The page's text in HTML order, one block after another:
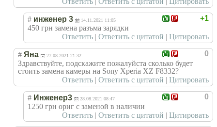
+1
# инженер 3 14.11.2021 11:05
450 грн замена разъма зарядки
Ответить | Ответить с цитатой | Цитировать
0
# Яна 27.08.2021 21:32
Здравствуйте, подскажите пожалуйста сколько будет
стоить замена камеры на Sony Xperia XZ F8332?
Ответить | Ответить с цитатой | Цитировать
0
# Инженер3 28.08.2021 08:47
1250 грн ориг с заменой в наличии
Ответить | Ответить с цитатой | Цитировать